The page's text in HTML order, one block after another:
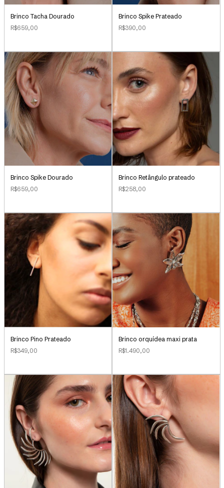
Brinco Tacha Dourado
R$659,00
Brinco Spike Prateado
R$390,00
Brinco Spike Dourado
R$659,00
Brinco Retângulo prateado
R$258,00
Brinco Pino Prateado
R$349,00
Brinco orquídea maxi prata
R$1.490,00